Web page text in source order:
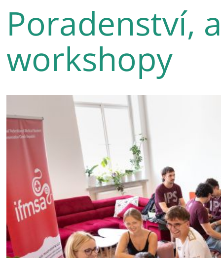
Poradenství,
workshopy